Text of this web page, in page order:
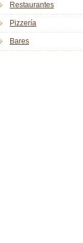
Restaurantes
Pizzería
Bares